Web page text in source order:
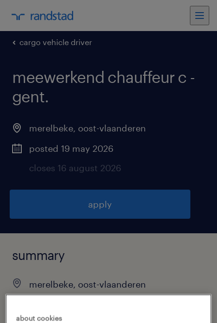
cargo vehicle driver
meewerkend chauffeur c -
gent.
merelbeke, oost-vlaanderen
posted 19 may 2026
closes 16 august 2026
apply
summary
merelbeke, oost-vlaanderen
full-time
about cookies